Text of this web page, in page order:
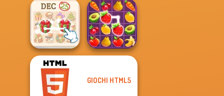
Stick Duel:
Medieval Wars
Alphabet: Merge
And Fight
KrisMas Mahjong
2
GIOCHI HTML5